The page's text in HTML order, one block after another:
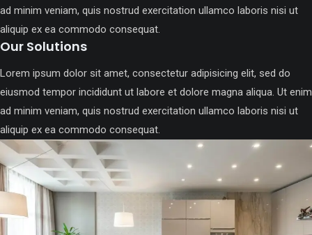
ad minim veniam, quis nostrud exercitation ullamco laboris nisi ut
aliquip ex ea commodo consequat.
Our Solutions
Lorem ipsum dolor sit amet, consectetur adipisicing elit, sed do
eiusmod tempor incididunt ut labore et dolore magna aliqua. Ut enim
ad minim veniam, quis nostrud exercitation ullamco laboris nisi ut
aliquip ex ea commodo consequat.